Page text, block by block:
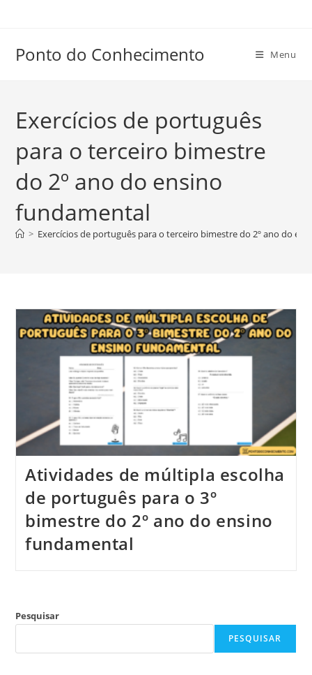
conteúdo
Ponto do Conhecimento Menu
Exercícios de português
para o terceiro bimestre
do 2º ano do ensino
fundamental
> Exercícios de português para o terceiro bimestre do 2º ano do
Atividades de múltipla escolha
de português para o 3º
bimestre do 2º ano do ensino
fundamental
Pesquisar
PESQUISAR